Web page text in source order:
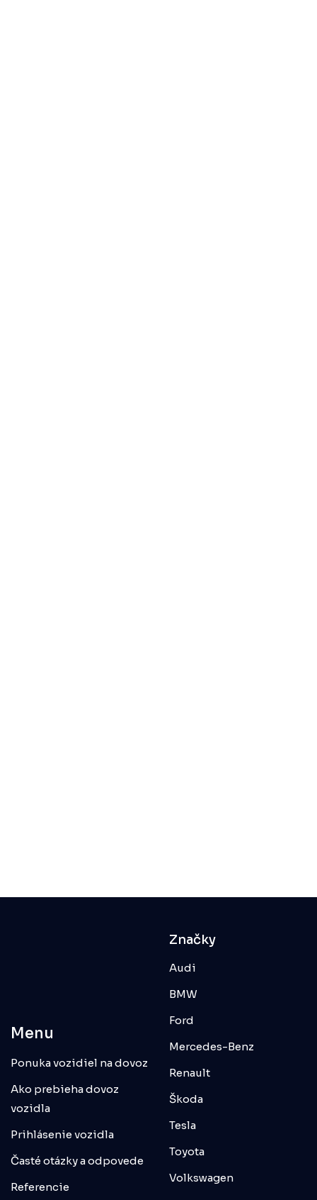
Menu
Ponuka vozidiel na dovoz
Ako prebieha dovoz
vozidla
Prihlásenie vozidla
Časté otázky a odpovede
Referencie
Značky
Audi
BMW
Ford
Mercedes-Benz
Renault
Škoda
Tesla
Toyota
Volkswagen